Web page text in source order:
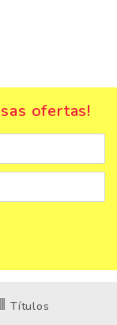
ofertas!
Títulos